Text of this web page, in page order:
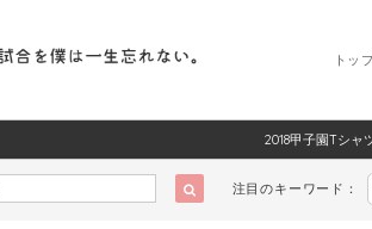
トッ
2018甲子園Tシャ
注目のキーワード：